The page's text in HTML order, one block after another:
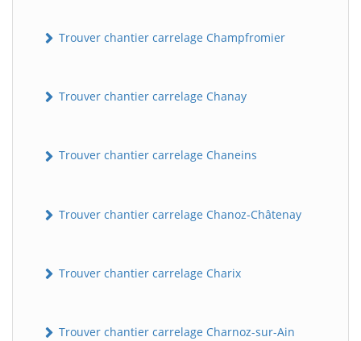
Trouver chantier carrelage Champfromier
Trouver chantier carrelage Chanay
Trouver chantier carrelage Chaneins
Trouver chantier carrelage Chanoz-Châtenay
Trouver chantier carrelage Charix
Trouver chantier carrelage Charnoz-sur-Ain